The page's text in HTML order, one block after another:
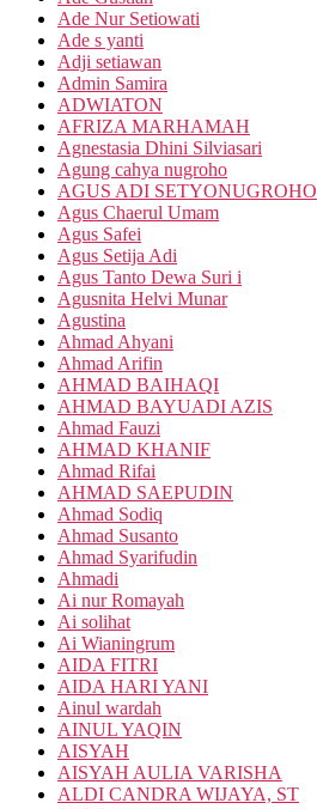
Ade Nur Setiowati
Ade s yanti
Adji setiawan
Admin Samira
ADWIATON
AFRIZA MARHAMAH
Agnestasia Dhini Silviasari
Agung cahya nugroho
AGUS ADI SETYONUGROHO
Agus Chaerul Umam
Agus Safei
Agus Setija Adi
Agus Tanto Dewa Suri i
Agusnita Helvi Munar
Agustina
Ahmad Ahyani
Ahmad Arifin
AHMAD BAIHAQI
AHMAD BAYUADI AZIS
Ahmad Fauzi
AHMAD KHANIF
Ahmad Rifai
AHMAD SAEPUDIN
Ahmad Sodiq
Ahmad Susanto
Ahmad Syarifudin
Ahmadi
Ai nur Romayah
Ai solihat
Ai Wianingrum
AIDA FITRI
AIDA HARI YANI
Ainul wardah
AINUL YAQIN
AISYAH
AISYAH AULIA VARISHA
ALDI CANDRA WIJAYA, ST